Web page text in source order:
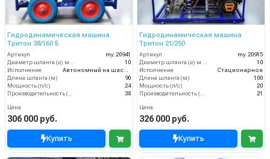
Гидродинамическая машина
Тритон 38/160 Б
Артикул
my.20941
Диаметр шланга (⌀) мм:
10
Исполнение
Автономный на шасси
Длина шланга (м)
90
Мощность (л/с)
24
Производительность (л/мин)
38
Цена
306 000 руб.
Купить
Гидродинамическая машина
Тритон 21/250
Артикул
my.20915
Диаметр шланга (⌀) мм:
10
Исполнение
Стационарное
Длина шланга (м)
100
Мощность (л/с)
20
Производительность (л/мин)
21
Цена
326 000 руб.
Купить